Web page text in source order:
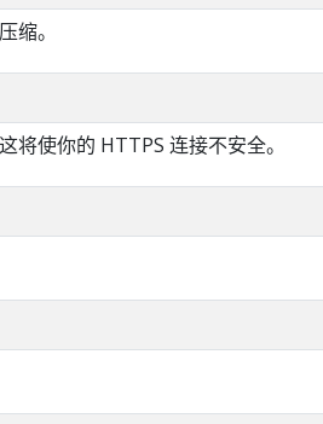
缩。
使你的 HTTPS 连接不安全。